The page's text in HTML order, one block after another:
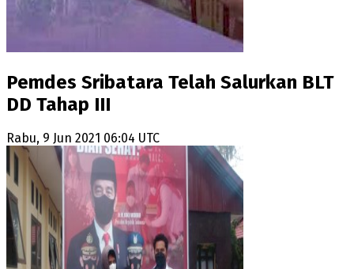
Pemdes Sribatara Telah Salurkan BLT
DD Tahap III
Rabu, 9 Jun 2021 06:04 UTC